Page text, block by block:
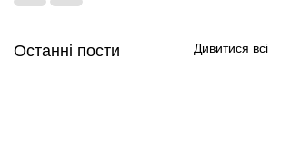
Останні пости Дивитися всі